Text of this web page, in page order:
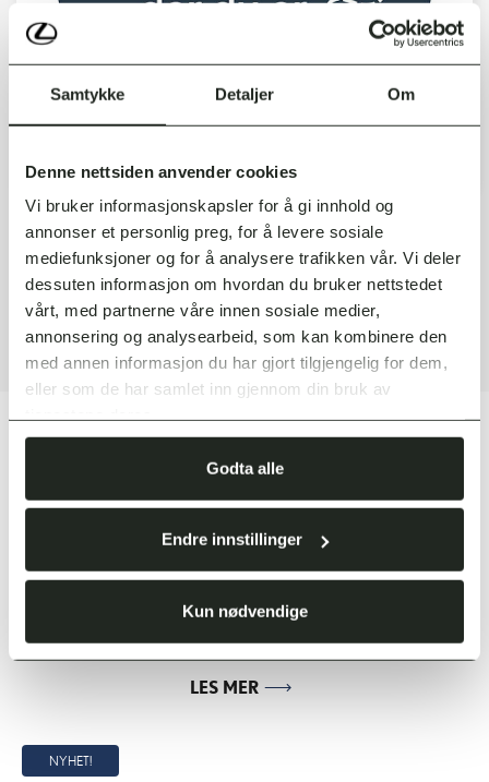
Samtykke Detaljer Om
Denne nettsiden anvender cookies
Vi bruker informasjonskapsler for å gi innhold og
annonser et personlig preg, for å levere sosiale
mediefunksjoner og for å analysere trafikken vår. Vi deler
dessuten informasjon om hvordan du bruker nettstedet
vårt, med partnerne våre innen sosiale medier,
annonsering og analysearbeid, som kan kombinere den
med annen informasjon du har gjort tilgjengelig for dem,
eller som de har samlet inn gjennom din bruk av
tjenestene deres.
Godta alle
Endre innstillinger
Kun nødvendige
SE VÅRE NYE LEXUS
MODELLER
UX
ELEKTRISK
LES MER
NYHET!